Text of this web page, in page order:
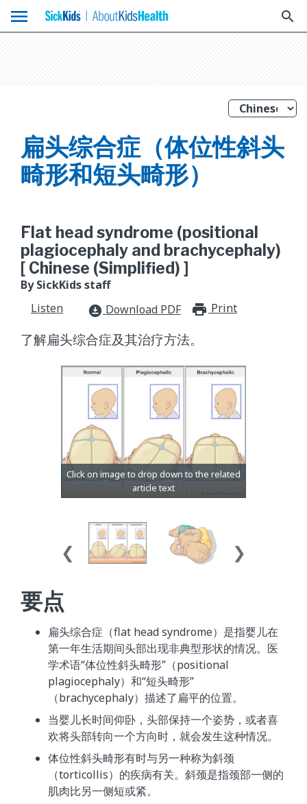
menu search
扁头综合症（体位性斜头
畸形和短头畸形）
Flat head syndrome (positional
plagiocephaly and brachycephaly)
[ Chinese (Simplified) ]
By SickKids staff
Listen
download_for_offline Download PDF Print
了解扁头综合症及其治疗方法。
要点
扁头综合症（flat head syndrome）是指婴儿在
第一年生活期间头部出现非典型形状的情况。医
学术语“体位性斜头畸形”（positional
plagiocephaly）和“短头畸形”
（brachycephaly）描述了扁平的位置。
当婴儿长时间仰卧，头部保持一个姿势，或者喜
欢将头部转向一个方向时，就会发生这种情况。
体位性斜头畸形有时与另一种称为斜颈
（torticollis）的疾病有关。斜颈是指颈部一侧的
肌肉比另一侧短或紧。